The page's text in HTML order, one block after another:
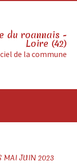
du roannais -
Loire (42)
de la commune
MAI JUIN 2023